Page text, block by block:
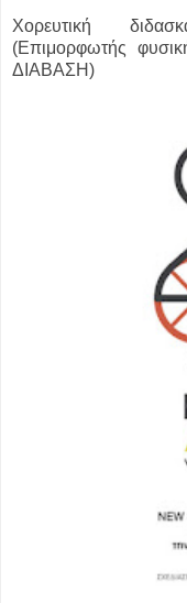
Χορευτική
(Επιμορφωτής
ΔΙΑΒΑΣΗ)